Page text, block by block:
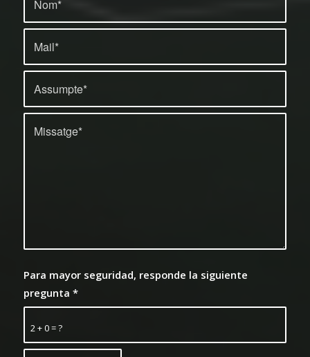
2 + 0 = ?
Para mayor seguridad, responde la siguiente
pregunta *